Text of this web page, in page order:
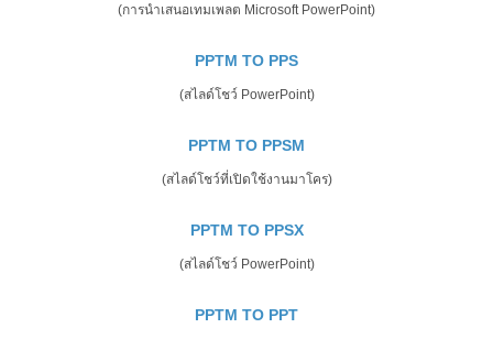
(การนำเสนอเทมเพลต Microsoft PowerPoint)
PPTM TO PPS
(สไลด์โชว์ PowerPoint)
PPTM TO PPSM
(สไลด์โชว์ที่เปิดใช้งานมาโคร)
PPTM TO PPSX
(สไลด์โชว์ PowerPoint)
PPTM TO PPT